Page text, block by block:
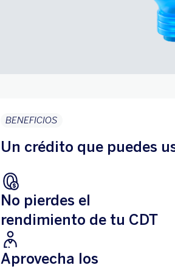
BENEFICIOS
Un crédito que puedes
No pierdes el
rendimiento de tu CDT
Aprovecha los